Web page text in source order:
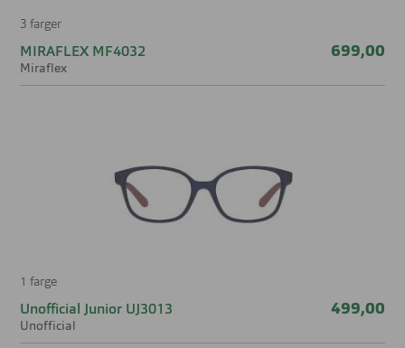
3 farger
MIRAFLEX MF4032
Miraflex
699,00
1 farge
Unofficial Junior UJ3013
Unofficial
499,00